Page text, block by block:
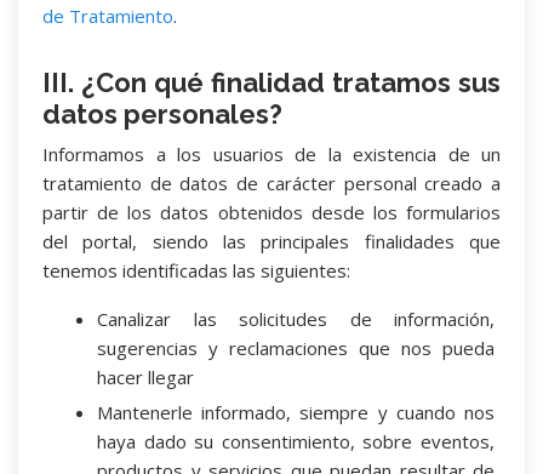
de Tratamiento.
III. ¿Con qué finalidad tratamos sus
datos personales?
Informamos a los usuarios de la existencia de un
tratamiento de datos de carácter personal creado a
partir de los datos obtenidos desde los formularios
del portal, siendo las principales finalidades que
tenemos identificadas las siguientes:
Canalizar las solicitudes de información,
sugerencias y reclamaciones que nos pueda
hacer llegar
Mantenerle informado, siempre y cuando nos
haya dado su consentimiento, sobre eventos,